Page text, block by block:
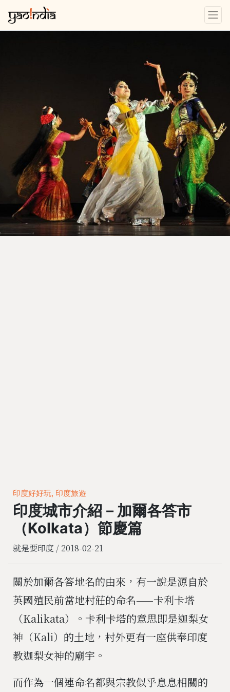
印度好好玩, 印度旅遊
印度城市介紹－加爾各答市
（Kolkata）節慶篇
就是要印度 / 2018-02-21
關於加爾各答地名的由來，有一說是源自於
英國殖民前當地村莊的命名——卡利卡塔
（Kalikata）。卡利卡塔的意思即是迦梨女
神（Kali）的土地，村外更有一座供奉印度
教迦梨女神的廟宇。
而作為一個連命名都與宗教似乎息息相關的